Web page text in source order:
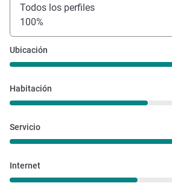
Todos los perfiles
100%
Ubicación
Habitación
Servicio
Internet